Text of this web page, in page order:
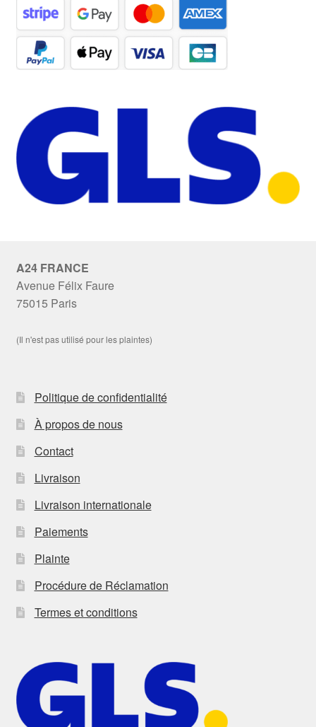
A24 FRANCE
Avenue Félix Faure
75015 Paris
(Il n'est pas utilisé pour les plaintes)
Politique de confidentialité
À propos de nous
Contact
Livraison
Livraison internationale
Paiements
Plainte
Procédure de Réclamation
Termes et conditions